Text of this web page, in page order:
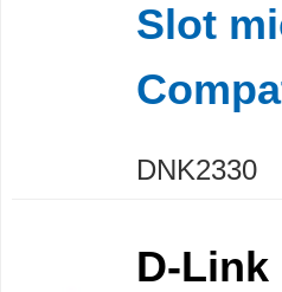
Slot
DNK2330
D-Link